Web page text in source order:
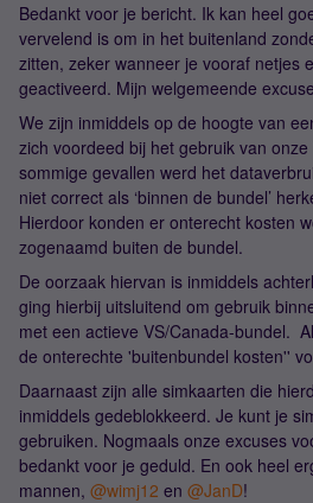
Bedankt voor je bericht. Ik kan heel
vervelend is om in het buitenland
zitten, zeker wanneer je vooraf netjes
geactiveerd. Mijn welgemeende
We zijn inmiddels op de hoogte van
zich voordeed bij het gebruik van
sommige gevallen werd het
niet correct als ‘binnen de bundel’
Hierdoor konden er onterecht kosten
zogenaamd buiten de bundel.
De oorzaak hiervan is inmiddels
ging hierbij uitsluitend om gebruik
met een actieve VS/Canada-bundel.
de onterechte 'buitenbundel kosten''
Daarnaast zijn alle simkaarten die
inmiddels gedeblokkeerd. Je kunt je
gebruiken. Nogmaals onze excuses
bedankt voor je geduld. En ook heel
mannen, ​ @wimj12 en ​ @JanD!